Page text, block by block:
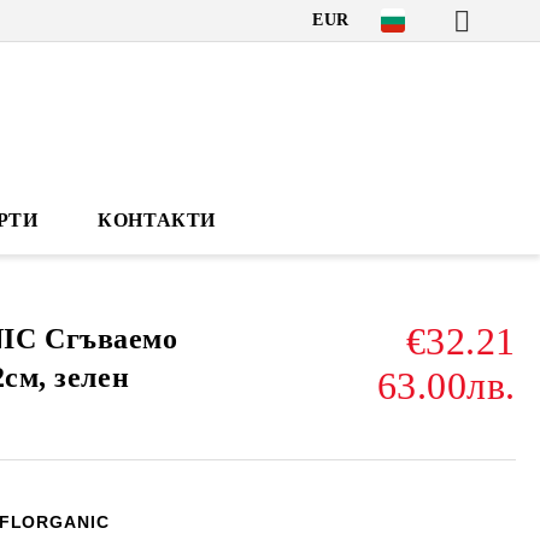
EUR
КОНТАКТИ
Сгъваемо
зелен
€32.21
63.00лв.
FLORGANIC